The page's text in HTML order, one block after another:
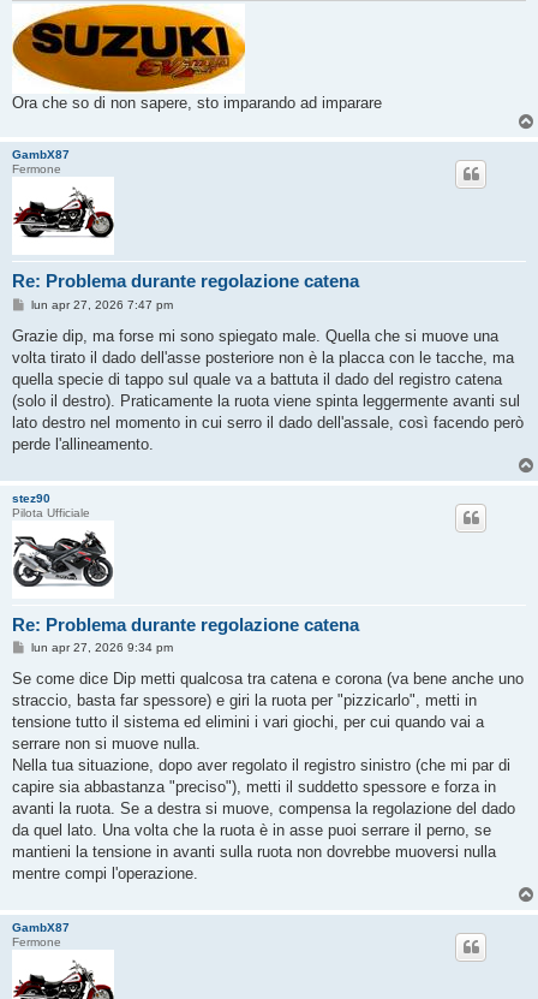
Ora che so di non sapere, sto imparando ad imparare
GambX87
Fermone
Re: Problema durante regolazione catena
M
s
a
g
i
o
lun apr 27, 2026 7:47 pm
Grazie dip, ma forse mi sono spiegato male. Quella che si muove una
volta tirato il dado dell'asse posteriore non è la placca con le tacche, ma
quella specie di tappo sul quale va a battuta il dado del registro catena
(solo il destro). Praticamente la ruota viene spinta leggermente avanti sul
lato destro nel momento in cui serro il dado dell'assale, così facendo però
perde l'allineamento.
stez90
Pilota Ufficiale
Re: Problema durante regolazione catena
M
s
a
g
i
o
lun apr 27, 2026 9:34 pm
Se come dice Dip metti qualcosa tra catena e corona (va bene anche uno
straccio, basta far spessore) e giri la ruota per "pizzicarlo", metti in
tensione tutto il sistema ed elimini i vari giochi, per cui quando vai a
serrare non si muove nulla.
Nella tua situazione, dopo aver regolato il registro sinistro (che mi par di
capire sia abbastanza "preciso"), metti il suddetto spessore e forza in
avanti la ruota. Se a destra si muove, compensa la regolazione del dado
da quel lato. Una volta che la ruota è in asse puoi serrare il perno, se
mantieni la tensione in avanti sulla ruota non dovrebbe muoversi nulla
mentre compi l'operazione.
GambX87
Fermone